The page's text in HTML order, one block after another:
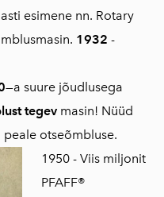
esimene nn. Rotary
1932 -
—a suure jõudlusega
tegev masin! Nüüd
otseõmbluse.
1950 - Viis miljonit
PFAFF®